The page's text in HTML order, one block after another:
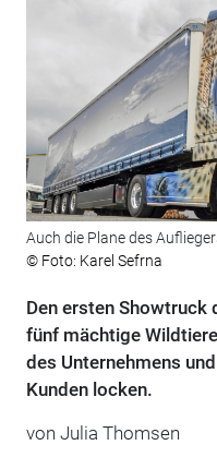
Auch die Plane des
© Foto: Karel Sefrna
Den ersten Showtruck
fünf mächtige
des Unternehmens
Kunden locken.
von Julia Thomsen